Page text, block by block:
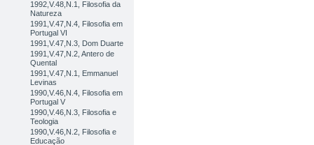
1992,V.48,N.1, Filosofia da
Natureza
1991,V.47,N.4, Filosofia em
Portugal VI
1991,V.47,N.3, Dom Duarte
1991,V.47,N.2, Antero de
Quental
1991,V.47,N.1, Emmanuel
Levinas
1990,V.46,N.4, Filosofia em
Portugal V
1990,V.46,N.3, Filosofia e
Teologia
1990,V.46,N.2, Filosofia e
Educação